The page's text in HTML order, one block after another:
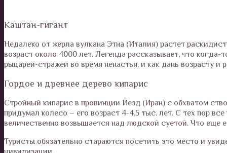
Каштан-гигант
Недалеко от жерла вулкана Этна (Италия) растет
возраст около 4000 лет. Легенда рассказывает, что
рыцарей-стражей во время ненастья, и как дань возрасту
Гордое и древнее дерево кипарис
Стройный кипарис в провинции Йезд (Иран) с обхватом
придумал колесо – его возраст 4-4,5 тыс. лет. С тех пор
величественно возвышается над людской суетой. Что еще
Туристы обязательно стараются посетить это место и